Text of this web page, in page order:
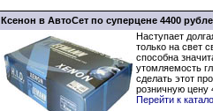
Ксенон в АвтоСет по суперцене 4400
Наступает
только на свет
способна
утомляемость
сделать этот
розничную цену
Перейти к